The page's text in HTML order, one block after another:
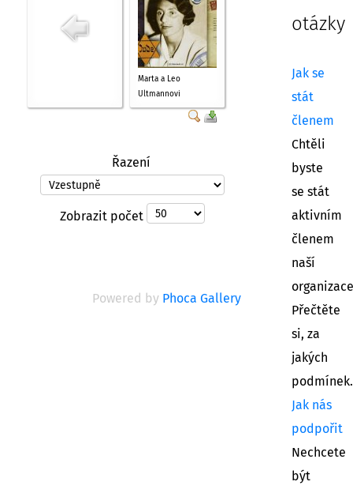
Marta a Leo
Ultmannovi
Řazení
Zobrazit počet
Powered by Phoca Gallery
otázky
Jak se
stát
členem
Chtěli
byste
se stát
aktivním
členem
naší
Přečtěte
si, za
jakých
podmínek.
Jak nás
podpořit
Nechcete
být